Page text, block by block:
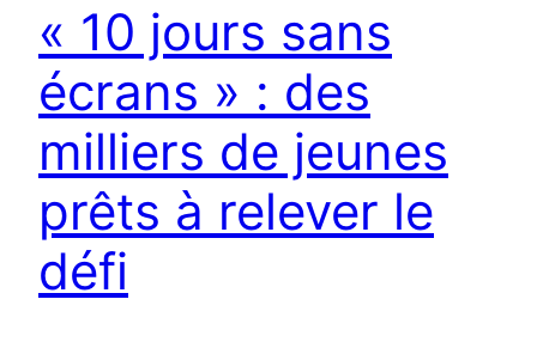
« 10 jours sans
écrans » : des
milliers de jeunes
prêts à relever le
défi